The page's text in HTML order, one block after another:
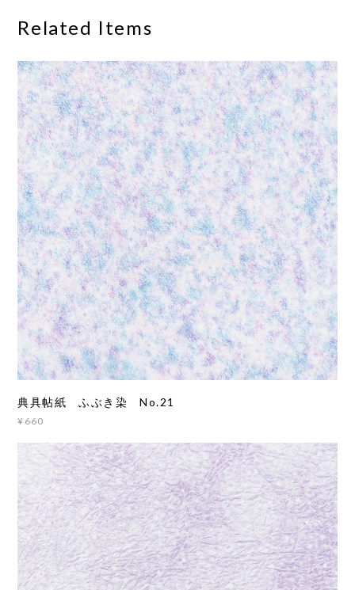
Related Items
典具帖紙 ふぶき染 No.21
¥660